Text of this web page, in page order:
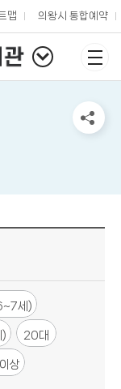
맵 의왕시 통합예약
세)
) 20대
상